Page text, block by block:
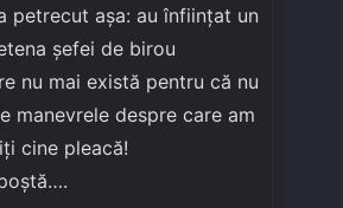
petrecut așa: au înființat un
șefei de birou
nu mai există pentru că nu
manevrele despre care am
cine pleacă!